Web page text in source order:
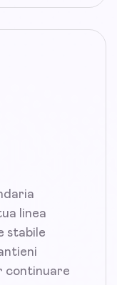
linea
stabile
continuare